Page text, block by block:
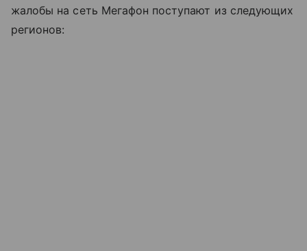
жалобы на сеть Мегафон поступают из следующих
регионов: